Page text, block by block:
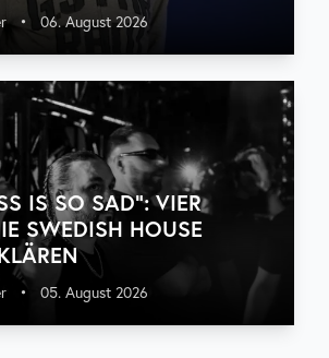
• 06. August 2026
IS SO SAD“: VIER
SWEDISH HOUSE
• 05. August 2026